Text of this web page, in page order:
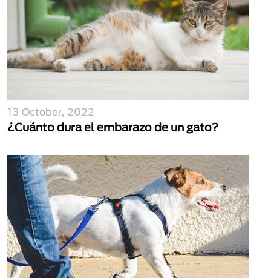
13 October, 2022
¿Cuánto dura el embarazo de un gato?